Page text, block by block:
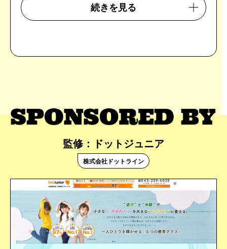
続きを見る
監修：ドットジュニア
株式会社ドットライン